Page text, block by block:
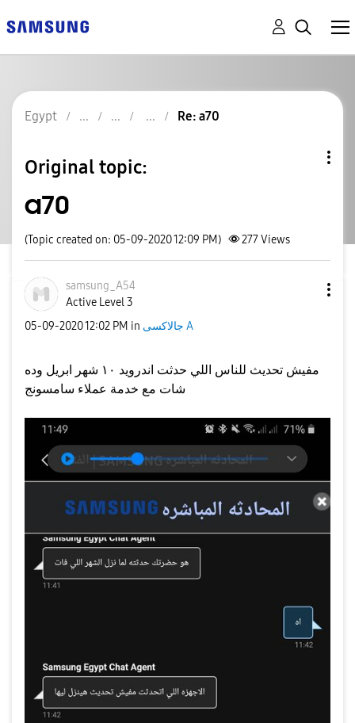
Egypt Re: a70
Original topic:
a70
(Topic created on: 05-09-2020 12:09 PM) 277Views
samsung_A54
Active Level 3
‎05-09-202012:02 PM in جالاكسى A
مفيش تحديث للناس اللي حدثت اندرويد ١٠ شهر ابريل وده